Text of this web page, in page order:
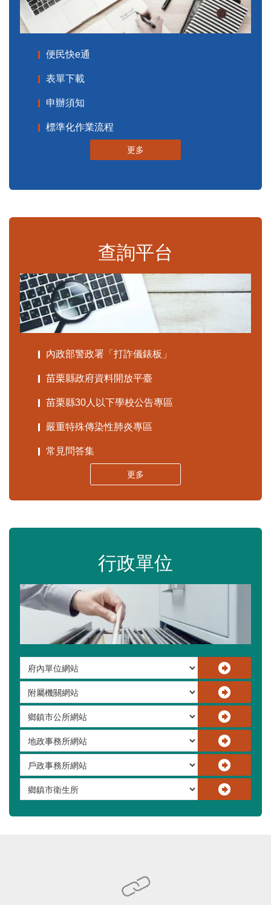
便民快e通
表單下載
申辦須知
標準化作業流程
更多
查詢平台
內政部警政署「打詐儀錶板」
苗栗縣政府資料開放平臺
苗栗縣30人以下學校公告專區
嚴重特殊傳染性肺炎專區
常見問答集
更多
行政單位